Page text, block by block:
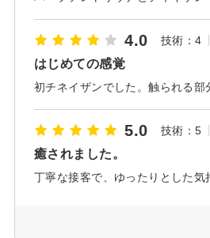
4.0 技術：4
はじめての感覚
5.0 技術：5
癒されました。